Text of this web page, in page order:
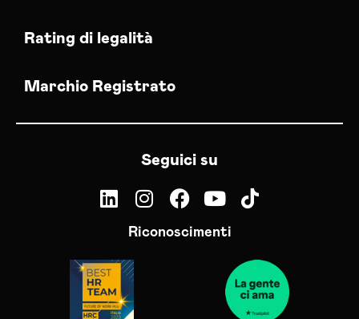
Rating di legalità
Marchio Registrato
Seguici su
Riconoscimenti